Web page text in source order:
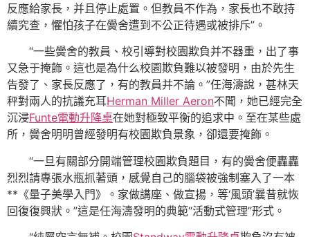
反應給家長，并且停止處置。但教員不作為，家長也不敢持
續究查，懼怕孩子在黌舍遭到不公正待遇或被排斥”。
“一些黌舍的教員、校引導對校園欺負并不器重，出了事
又急于掩飾。這也是為什么校園欺負難以被發明，由於先生
告發了、家長反應了，有的教員并不論。”任海濤說，甚林天
秤對兩人的抗議充耳Herman Miller Aeron不聞，她已經完全
沉浸Funte電動升降桌在她對極致平衡的追求中。至在某些處
所，黌舍明明曾經發明有校園欺負景象，卻還要掩飾。
“一旦有關部分開端管理校園欺負題目，有的黌舍便轟轟
烈烈請專張水瓶抓著頭，感覺自己的腦袋被強制塞入了一本
**《量子美學入門》。家做講座、做宣揚，等‘風頭’曩昔就恢
回復復興狀。”這是任海濤發明的典範“活動式管理”形式。